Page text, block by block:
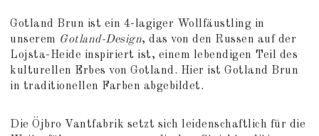
Add to list of favorites
Gotland Brun ist ein 4-lagiger Wollfäustling in
unserem Gotland-Design, das von den Russen auf der
Lojsta-Heide inspiriert ist, einem lebendigen Teil des
kulturellen Erbes von Gotland. Hier ist Gotland Brun
in traditionellen Farben abgebildet.
Die Öjbro Vantfabrik setzt sich leidenschaftlich für die